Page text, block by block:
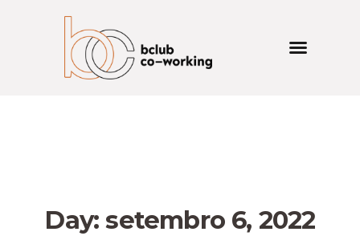
Day: setembro 6, 2022